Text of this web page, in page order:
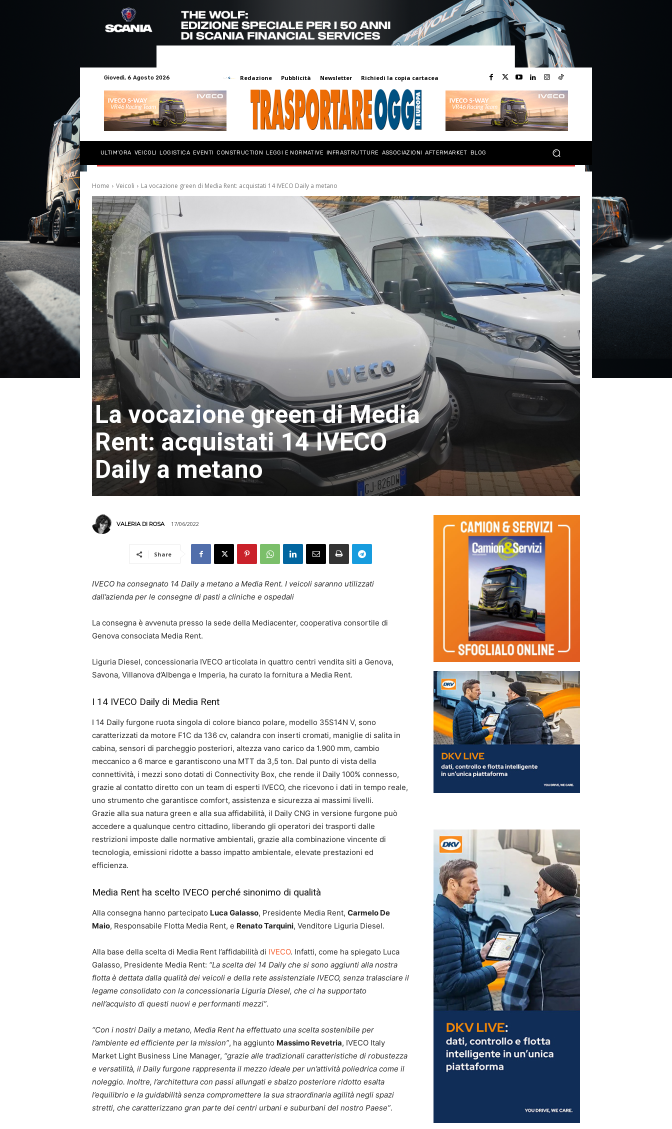
Giovedì, 6 Agosto 2026 Redazione Pubblicità Newsletter Richiedi la copia cartacea
ULTIM’ORA VEICOLI LOGISTICA EVENTI CONSTRUCTION LEGGI E NORMATIVE INFRASTRUTTURE ASSOCIAZIONI AFTERMARKET BLOG
Home Veicoli La vocazione green di Media Rent: acquistati 14 IVECO Daily a metano
La vocazione green di Media
Rent: acquistati 14 IVECO
Daily a metano
VALERIA DI ROSA 17/06/2022
Share
IVECO ha consegnato 14 Daily a metano a Media Rent. I veicoli saranno utilizzati
dall’azienda per le consegne di pasti a cliniche e ospedali
La consegna è avvenuta presso la sede della Mediacenter, cooperativa consortile di
Genova consociata Media Rent.
Liguria Diesel, concessionaria IVECO articolata in quattro centri vendita siti a Genova,
Savona, Villanova d’Albenga e Imperia, ha curato la fornitura a Media Rent.
I 14 IVECO Daily di Media Rent
I 14 Daily furgone ruota singola di colore bianco polare, modello 35S14N V, sono
caratterizzati da motore F1C da 136 cv, calandra con inserti cromati, maniglie di salita in
cabina, sensori di parcheggio posteriori, altezza vano carico da 1.900 mm, cambio
meccanico a 6 marce e garantiscono una MTT da 3,5 ton. Dal punto di vista della
connettività, i mezzi sono dotati di Connectivity Box, che rende il Daily 100% connesso,
grazie al contatto diretto con un team di esperti IVECO, che ricevono i dati in tempo reale,
uno strumento che garantisce comfort, assistenza e sicurezza ai massimi livelli.
Grazie alla sua natura green e alla sua affidabilità, il Daily CNG in versione furgone può
accedere a qualunque centro cittadino, liberando gli operatori dei trasporti dalle
restrizioni imposte dalle normative ambientali, grazie alla combinazione vincente di
tecnologia, emissioni ridotte a basso impatto ambientale, elevate prestazioni ed
efficienza.
Media Rent ha scelto IVECO perché sinonimo di qualità
Alla consegna hanno partecipato Luca Galasso, Presidente Media Rent, Carmelo De
Maio, Responsabile Flotta Media Rent, e Renato Tarquini, Venditore Liguria Diesel.
Alla base della scelta di Media Rent l’affidabilità di IVECO. Infatti, come ha spiegato Luca
Galasso, Presidente Media Rent: “La scelta dei 14 Daily che si sono aggiunti alla nostra
flotta è dettata dalla qualità dei veicoli e della rete assistenziale IVECO, senza tralasciare il
legame consolidato con la concessionaria Liguria Diesel, che ci ha supportato
nell’acquisto di questi nuovi e performanti mezzi”.
“Con i nostri Daily a metano, Media Rent ha effettuato una scelta sostenibile per
l’ambiente ed efficiente per la mission”, ha aggiunto Massimo Revetria, IVECO Italy
Market Light Business Line Manager, “grazie alle tradizionali caratteristiche di robustezza
e versatilità, il Daily furgone rappresenta il mezzo ideale per un’attività poliedrica come il
noleggio. Inoltre, l’architettura con passi allungati e sbalzo posteriore ridotto esalta
l’equilibrio e la guidabilità senza compromettere la sua straordinaria agilità negli spazi
stretti, che caratterizzano gran parte dei centri urbani e suburbani del nostro Paese”.